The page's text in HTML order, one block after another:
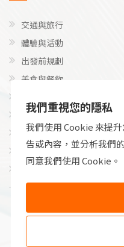
我們重視您的隱私
我們使用 Cookie 來提
告或內容，並分析我們
同意我們使用 Cookie。
交通與旅行
體驗與活動
出發前規劃
美食與餐飲
探險與特定活動
實用性、健康與金錢
利基和不尋常的方法
© Copyright Thai